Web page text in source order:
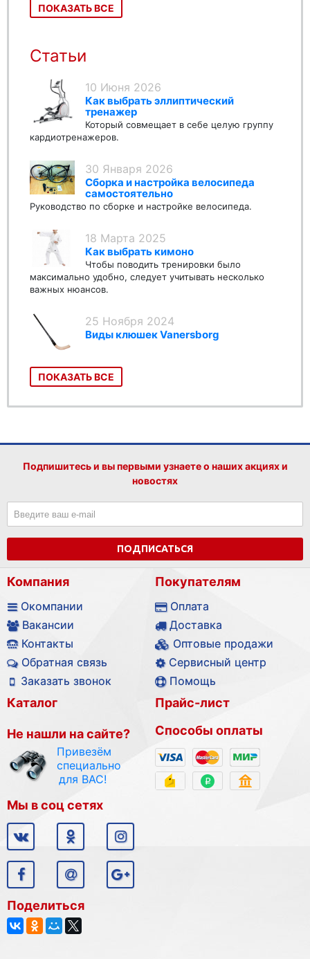
ПОКАЗАТЬ ВСЕ
Статьи
10 Июня 2026
Как выбрать эллиптический
тренажер
Который совмещает в себе целую группу
кардиотренажеров.
30 Января 2026
Сборка и настройка велосипеда
самостоятельно
Руководство по сборке и настройке велосипеда.
18 Марта 2025
Как выбрать кимоно
Чтобы поводить тренировки было
максимально удобно, следует учитывать несколько
важных нюансов.
25 Ноября 2024
Виды клюшек Vanersborg
ПОКАЗАТЬ ВСЕ
Подпишитесь и вы первыми узнаете о наших акциях и
новостях
ПОДПИСАТЬСЯ
Компания
Окомпании
Вакансии
Контакты
Обратная связь
Заказать звонок
Покупателям
Оплата
Доставка
Оптовые продажи
Сервисный центр
Помощь
Каталог
Не нашли на сайте?
Привезём
специально
для ВАС!
Прайс-лист
Способы оплаты
Мы в соц сетях
Поделиться